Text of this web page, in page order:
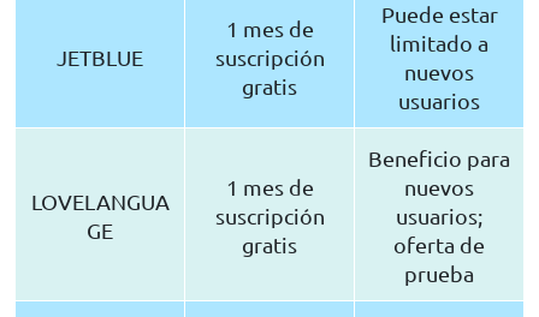
JETBLUE
1 mes de
suscripción
gratis
Puede estar
limitado a
nuevos
usuarios
LOVELANGUA
GE
1 mes de
suscripción
gratis
Beneficio para
nuevos
usuarios;
oferta de
prueba